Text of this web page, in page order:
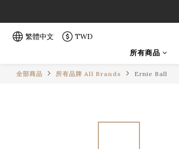
繁體中文 TWD
所有商品
全部商品 所有品牌 All Brands Ernie Ball